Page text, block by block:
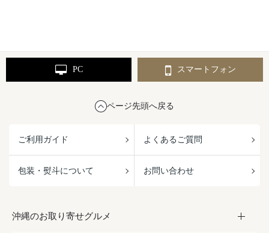
PC スマートフォン
ページ先頭へ戻る
ご利用ガイド よくあるご質問
包装・熨斗について お問い合わせ
沖縄のお取り寄せグルメ